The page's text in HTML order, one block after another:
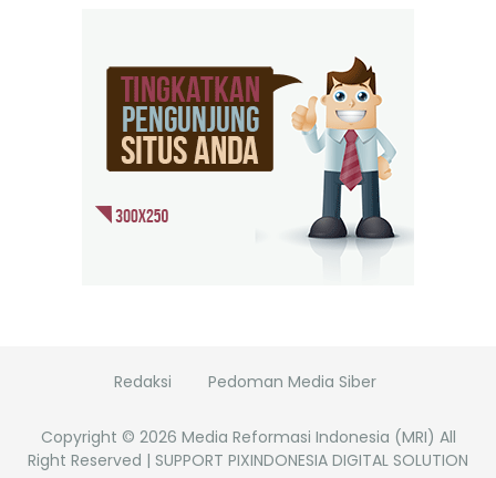
Redaksi Pedoman Media Siber
Copyright © 2026 Media Reformasi Indonesia (MRI) All
Right Reserved | SUPPORT PIXINDONESIA DIGITAL SOLUTION